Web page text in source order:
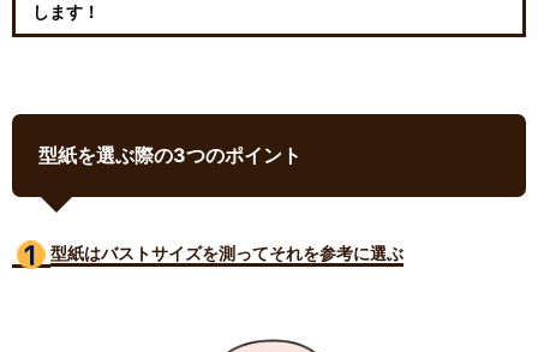
します！
型紙を選ぶ際の3つのポイント
型紙はバストサイズを測ってそれを参考に選ぶ